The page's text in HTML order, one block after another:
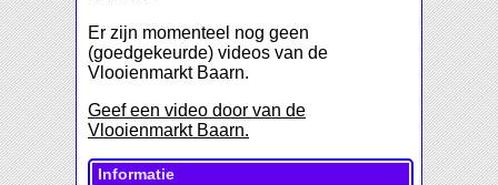
Er zijn momenteel nog geen
(goedgekeurde) videos van de
Vlooienmarkt Baarn.
Geef een video door van de
Vlooienmarkt Baarn.
Informatie